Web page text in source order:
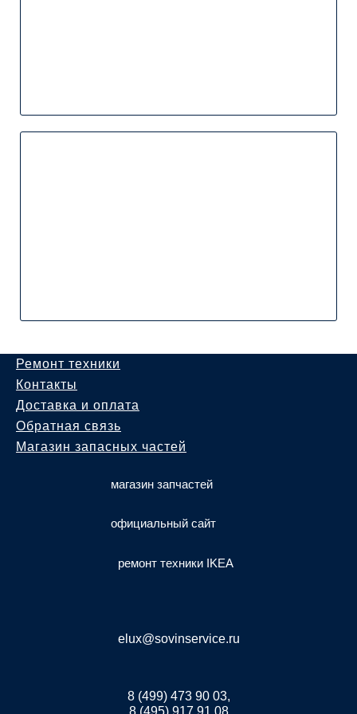
Ремонт техники
Контакты
Доставка и оплата
Обратная связь
Магазин запасных частей
магазин запчастей
официальный сайт
ремонт техники IKEA
elux@sovinservice.ru
8 (499) 473 90 03,
8 (495) 917 91 08